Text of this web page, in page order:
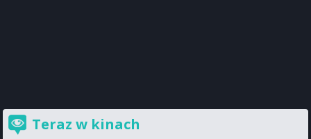
Teraz w kinach